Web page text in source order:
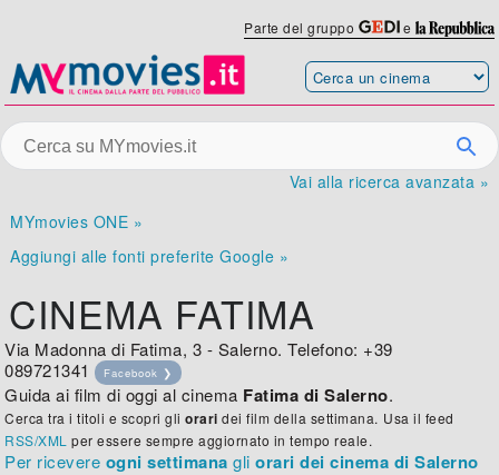
Parte del gruppo e
Vai alla ricerca avanzata »
MYmovies ONE »
Aggiungi alle fonti preferite Google »
CINEMA FATIMA
Via Madonna di Fatima, 3 - Salerno. Telefono: +39
089721341
Facebook ❯
Guida ai film di oggi al cinema Fatima di Salerno.
Cerca tra i titoli e scopri gliorari dei film della settimana. Usa il feed
RSS/XML per essere sempre aggiornato in tempo reale.
Per ricevere ogni settimana gliorari dei cinema di Salerno